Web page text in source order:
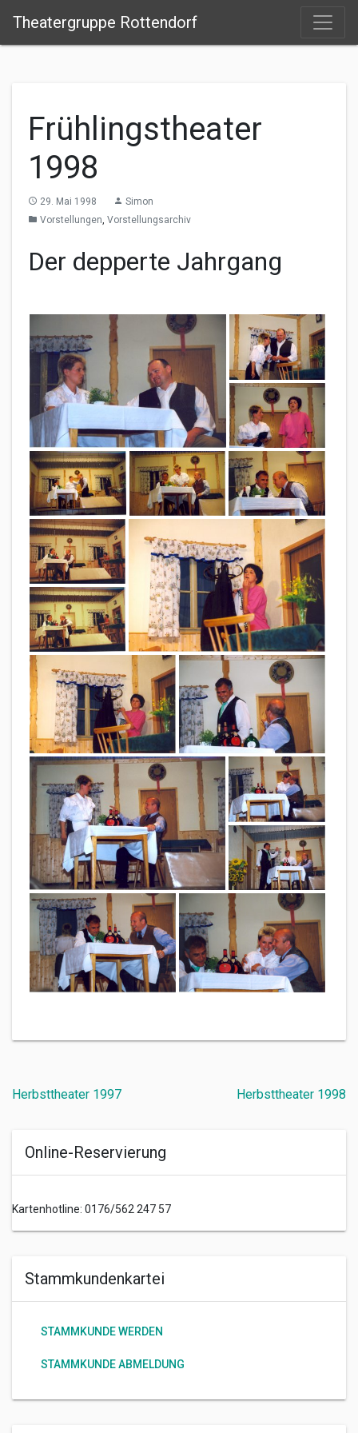
Theatergruppe Rottendorf
Frühlingstheater
1998
access_time 29. Mai 1998 person Simon
folder Vorstellungen ,Vorstellungsarchiv
Der depperte Jahrgang
Beitragsnavigation
Herbsttheater 1997 Herbsttheater 1998
Online-Reservierung
Kartenhotline: 0176/562 247 57
Stammkundenkartei
STAMMKUNDE WERDEN
STAMMKUNDE ABMELDUNG